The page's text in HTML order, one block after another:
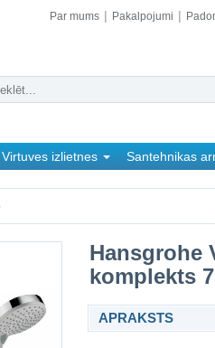
Par mums Pakalpojumi
Virtuves izlietnes Santehnikas
Hansgrohe
komplekts
APRAKSTS